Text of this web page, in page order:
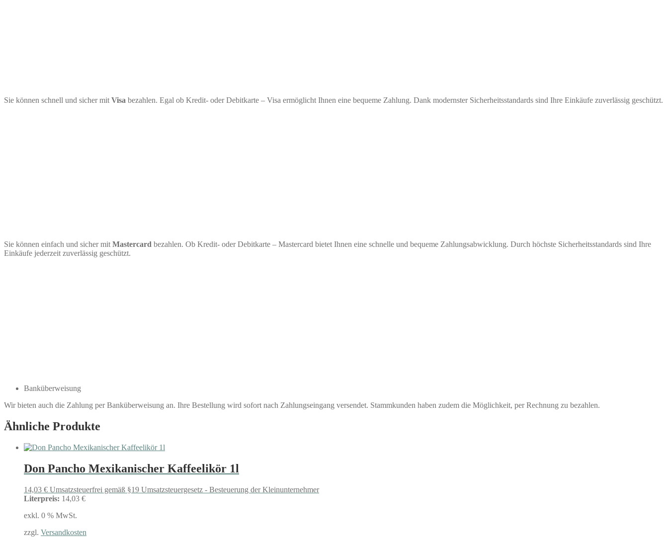
Sie können schnell und sicher mit Visa bezahlen. Egal ob Kredit- oder Debitkarte – Visa ermöglicht Ihnen eine bequeme Zahlung. Dank modernster Sicherheitsstandards sind Ihre Einkäufe zuverlässig geschützt.
Sie können einfach und sicher mit Mastercard bezahlen. Ob Kredit- oder Debitkarte – Mastercard bietet Ihnen eine schnelle und bequeme Zahlungsabwicklung. Durch höchste Sicherheitsstandards sind Ihre
Einkäufe jederzeit zuverlässig geschützt.
Banküberweisung
Wir bieten auch die Zahlung per Banküberweisung an. Ihre Bestellung wird sofort nach Zahlungseingang versendet. Stammkunden haben zudem die Möglichkeit, per Rechnung zu bezahlen.
Ähnliche Produkte
Don Pancho Mexikanischer Kaffeelikör 1l
14,03 € Umsatzsteuerfrei gemäß §19 Umsatzsteuergesetz - Besteuerung der Kleinunternehmer
Literpreis: 14,03 €
exkl. 0 % MwSt.
zzgl. Versandkosten